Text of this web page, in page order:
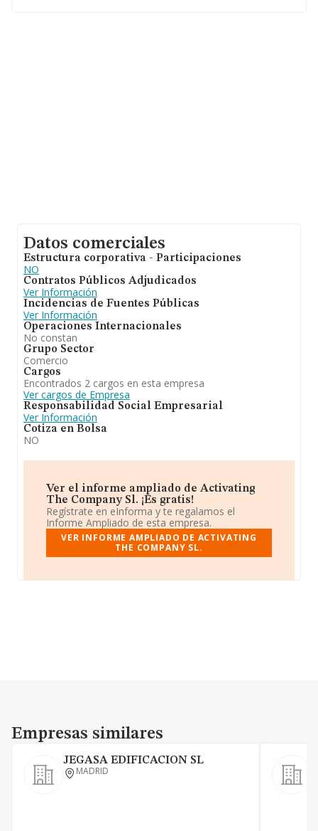
Datos comerciales
Estructura corporativa - Participaciones
NO
Contratos Públicos Adjudicados
Ver Información
Incidencias de Fuentes Públicas
Ver Información
Operaciones Internacionales
No constan
Grupo Sector
Comercio
Cargos
Encontrados 2 cargos en esta empresa
Ver cargos de Empresa
Responsabilidad Social Empresarial
Ver Información
Cotiza en Bolsa
NO
Ver el informe ampliado de Activating
The Company Sl. ¡Es gratis!
Regístrate en eInforma y te regalamos el
Informe Ampliado de esta empresa.
VER INFORME AMPLIADO DE ACTIVATING
THE COMPANY SL.
Empresas similares
Empresas similares
JEGASA EDIFICACION SL
MADRID